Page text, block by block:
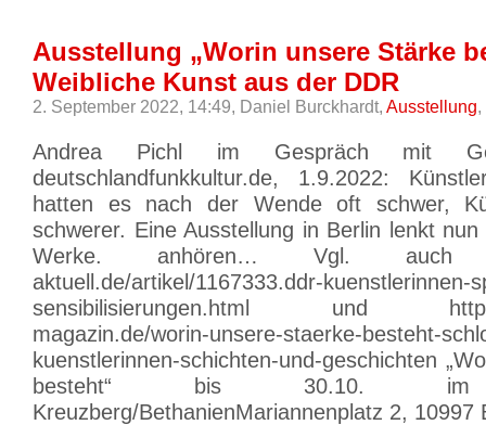
Ausstellung „Worin unsere Stärke
Weibliche Kunst aus der DDR
2. September 2022, 14:49, Daniel Burckhardt, Ausstellung,
Andrea Pichl im Gespräch mit
deutschlandfunkkultur.de, 1.9.2022:
hatten es nach der Wende oft schwer,
schwerer. Eine Ausstellung in Berlin lenkt
Werke. anhören… Vgl. auch
aktuell.de/artikel/1167333.ddr-kuenstlerinnen-
sensibilisierungen.html und https://
magazin.de/worin-unsere-staerke-besteht-
kuenstlerinnen-schichten-und-geschichten
besteht“ bis 30.10. im
Kreuzberg/BethanienMariannenplatz 2, 10997